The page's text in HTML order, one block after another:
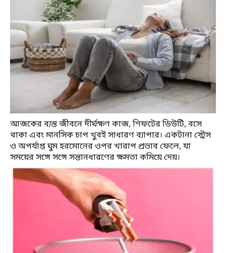
আজকের ব্যস্ত জীবনে দীর্ঘক্ষণ কাজ, শিফটের ডিউটি, বসে
থাকা এবং মানসিক চাপ খুবই সাধারণ ব্যাপার। একটানা স্ট্রেস
ও অপর্যাপ্ত ঘুম হরমোনের ওপর খারাপ প্রভাব ফেলে, যা
সময়ের সঙ্গে সঙ্গে সন্তানধারণের ক্ষমতা কমিয়ে দেয়।